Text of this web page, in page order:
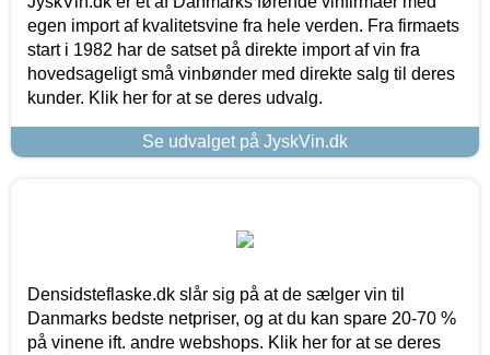
egen import af kvalitetsvine fra hele verden. Fra firmaets
start i 1982 har de satset på direkte import af vin fra
hovedsageligt små vinbønder med direkte salg til deres
kunder. Klik her for at se deres udvalg.
Se udvalget på JyskVin.dk
Densidsteflaske.dk slår sig på at de sælger vin til
Danmarks bedste netpriser, og at du kan spare 20-70 %
på vinene ift. andre webshops. Klik her for at se deres